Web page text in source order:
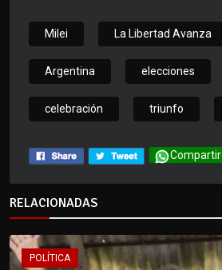
Milei La Libertad Avanza
Argentina elecciones
celebración triunfo
Compartir
RELACIONADAS
POLÍTICA